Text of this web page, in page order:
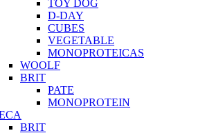
TOY DOG
D-DAY
CUBES
VEGETABLE
MONOPROTEICAS
WOOLF
BRIT
PATE
MONOPROTEIN
BRIT